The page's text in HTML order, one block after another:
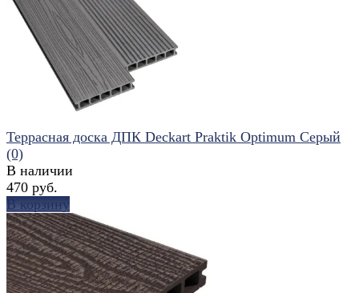
избранное сравнить
избранное сравнить
Террасная доска ДПК Deckart Praktik Optimum Серый
(0)
В наличии
470 руб.
В корзину